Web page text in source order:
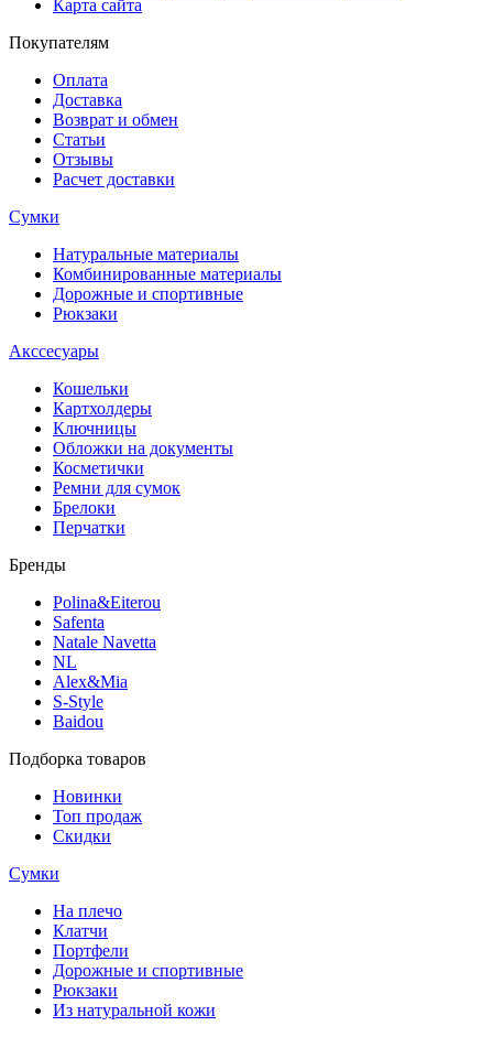
Карта сайта
Покупателям
Оплата
Доставка
Возврат и обмен
Статьи
Отзывы
Расчет доставки
Сумки
Натуральные материалы
Комбинированные материалы
Дорожные и спортивные
Рюкзаки
Акссесуары
Кошельки
Картхолдеры
Ключницы
Обложки на документы
Косметички
Ремни для сумок
Брелоки
Перчатки
Бренды
Polina&Eiterou
Safenta
Natale Navetta
NL
Alex&Mia
S-Style
Baidou
Подборка товаров
Новинки
Топ продаж
Скидки
Сумки
На плечо
Клатчи
Портфели
Дорожные и спортивные
Рюкзаки
Из натуральной кожи